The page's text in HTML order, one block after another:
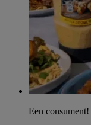
Een consument!